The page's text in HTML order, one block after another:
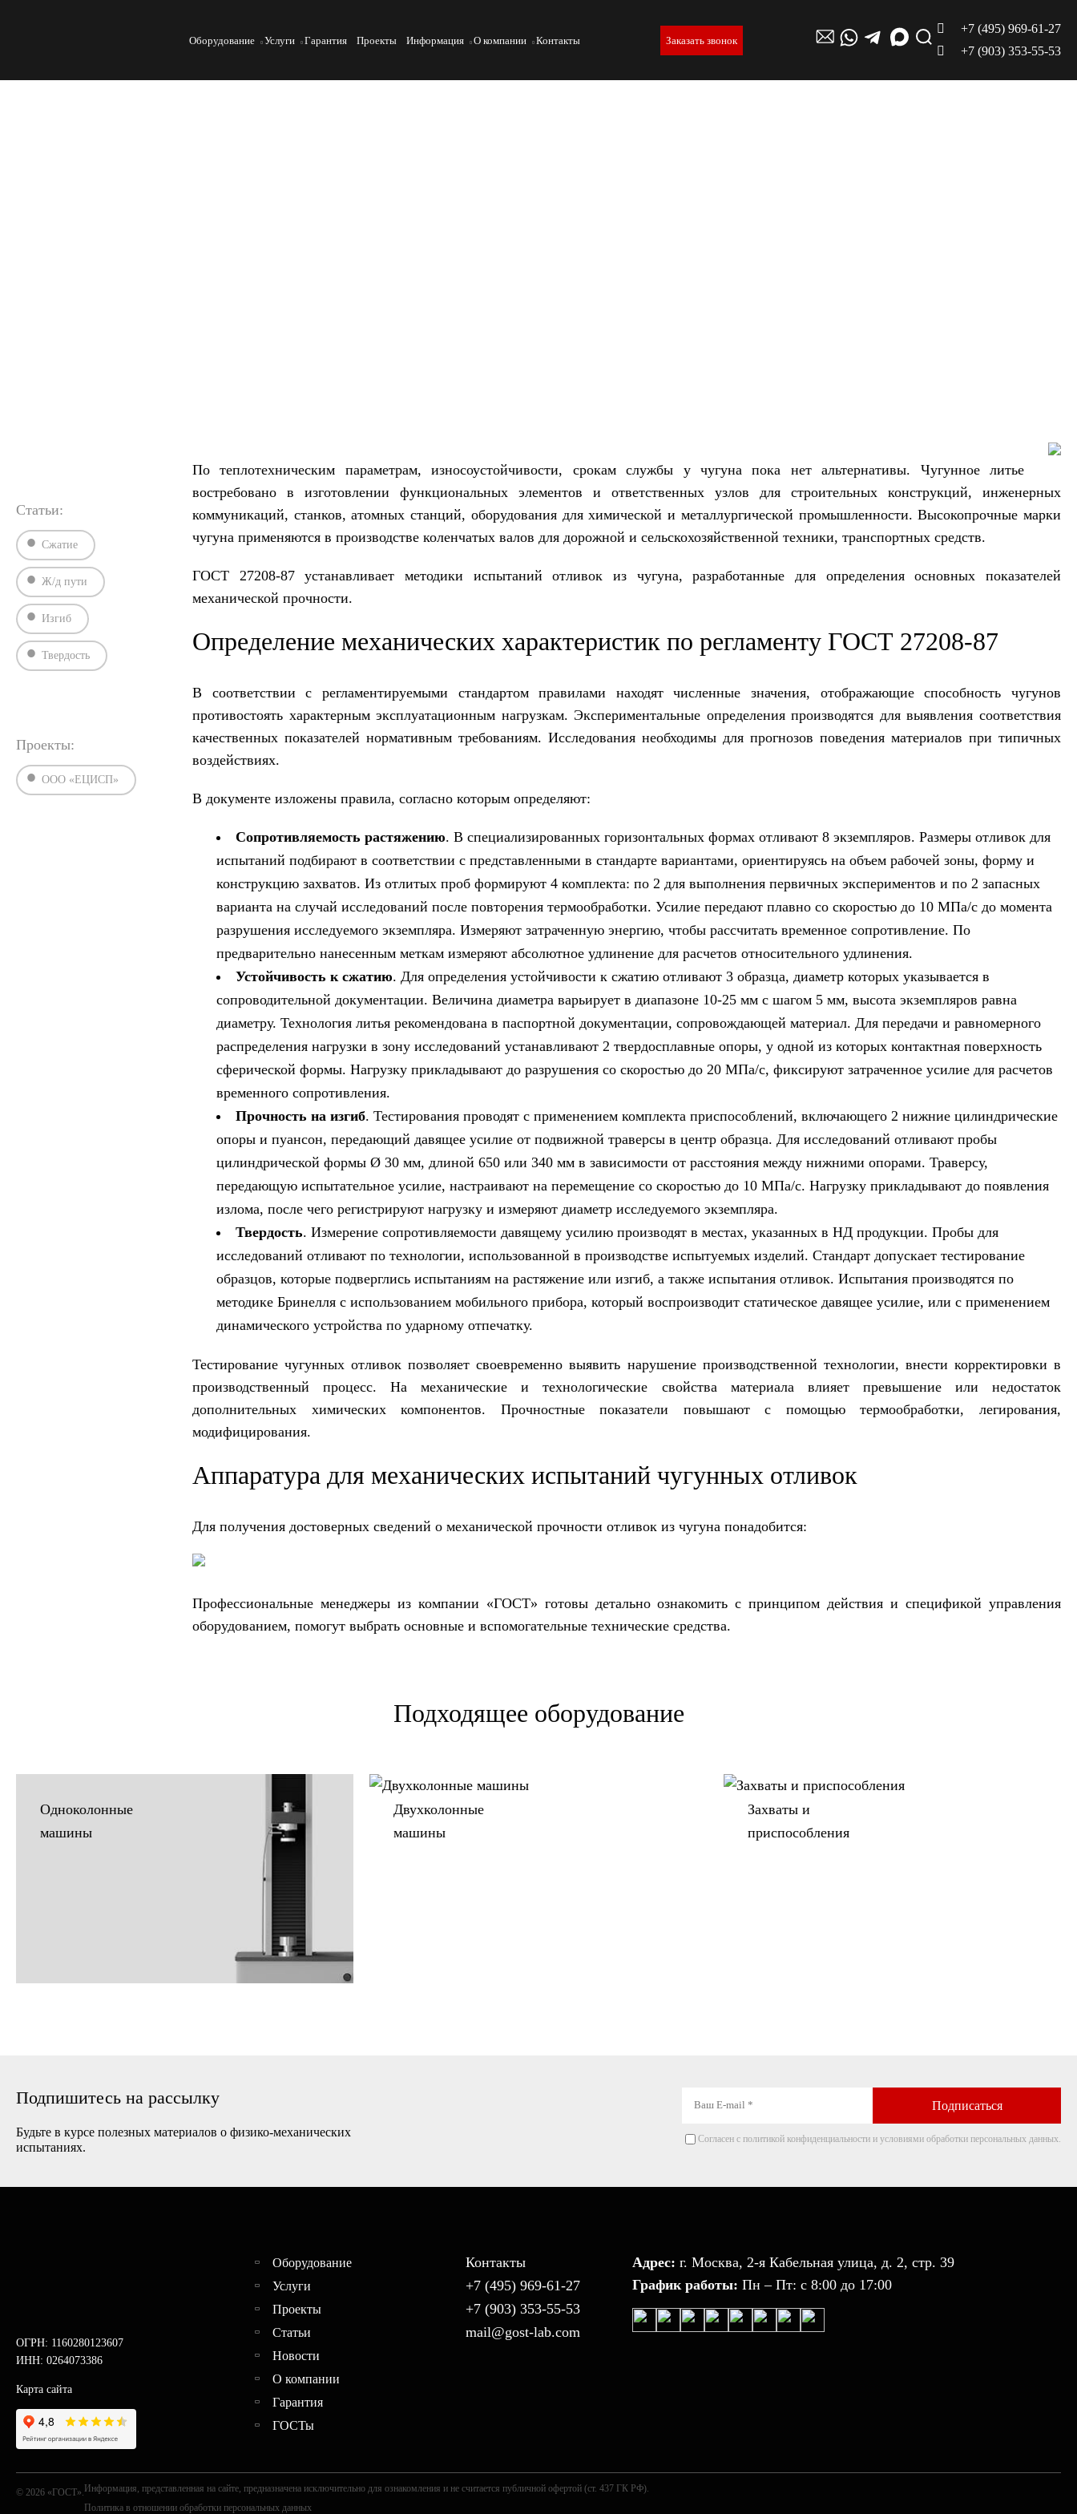
Оборудование Услуги Гарантия Проекты Информация О компании Контакты Заказать звонок
+7 (495) 969-61-27
+7 (903) 353-55-53
Статьи:
Сжатие
Ж/д пути
Изгиб
Твердость
Проекты:
ООО «ЕЦИСП»
По теплотехническим параметрам, износоустойчивости, срокам службы у чугуна пока нет альтернативы. Чугунное литье
востребовано в изготовлении функциональных элементов и ответственных узлов для строительных конструкций, инженерных
коммуникаций, станков, атомных станций, оборудования для химической и металлургической промышленности. Высокопрочные марки
чугуна применяются в производстве коленчатых валов для дорожной и сельскохозяйственной техники, транспортных средств.
ГОСТ 27208-87 устанавливает методики испытаний отливок из чугуна, разработанные для определения основных показателей
механической прочности.
Определение механических характеристик по регламенту ГОСТ 27208-87
В соответствии с регламентируемыми стандартом правилами находят численные значения, отображающие способность чугунов
противостоять характерным эксплуатационным нагрузкам. Экспериментальные определения производятся для выявления соответствия
качественных показателей нормативным требованиям. Исследования необходимы для прогнозов поведения материалов при типичных
воздействиях.
В документе изложены правила, согласно которым определяют:
Сопротивляемость растяжению. В специализированных горизонтальных формах отливают 8 экземпляров. Размеры отливок для
испытаний подбирают в соответствии с представленными в стандарте вариантами, ориентируясь на объем рабочей зоны, форму и
конструкцию захватов. Из отлитых проб формируют 4 комплекта: по 2 для выполнения первичных экспериментов и по 2 запасных
варианта на случай исследований после повторения термообработки. Усилие передают плавно со скоростью до 10 МПа/с до момента
разрушения исследуемого экземпляра. Измеряют затраченную энергию, чтобы рассчитать временное сопротивление. По
предварительно нанесенным меткам измеряют абсолютное удлинение для расчетов относительного удлинения.
Устойчивость к сжатию. Для определения устойчивости к сжатию отливают 3 образца, диаметр которых указывается в
сопроводительной документации. Величина диаметра варьирует в диапазоне 10-25 мм с шагом 5 мм, высота экземпляров равна
диаметру. Технология литья рекомендована в паспортной документации, сопровождающей материал. Для передачи и равномерного
распределения нагрузки в зону исследований устанавливают 2 твердосплавные опоры, у одной из которых контактная поверхность
сферической формы. Нагрузку прикладывают до разрушения со скоростью до 20 МПа/с, фиксируют затраченное усилие для расчетов
временного сопротивления.
Прочность на изгиб. Тестирования проводят с применением комплекта приспособлений, включающего 2 нижние цилиндрические
опоры и пуансон, передающий давящее усилие от подвижной траверсы в центр образца. Для исследований отливают пробы
цилиндрической формы Ø 30 мм, длиной 650 или 340 мм в зависимости от расстояния между нижними опорами. Траверсу,
передающую испытательное усилие, настраивают на перемещение со скоростью до 10 МПа/с. Нагрузку прикладывают до появления
излома, после чего регистрируют нагрузку и измеряют диаметр исследуемого экземпляра.
Твердость. Измерение сопротивляемости давящему усилию производят в местах, указанных в НД продукции. Пробы для
исследований отливают по технологии, использованной в производстве испытуемых изделий. Стандарт допускает тестирование
образцов, которые подверглись испытаниям на растяжение или изгиб, а также испытания отливок. Испытания производятся по
методике Бринелля с использованием мобильного прибора, который воспроизводит статическое давящее усилие, или с применением
динамического устройства по ударному отпечатку.
Тестирование чугунных отливок позволяет своевременно выявить нарушение производственной технологии, внести корректировки в
производственный процесс. На механические и технологические свойства материала влияет превышение или недостаток
дополнительных химических компонентов. Прочностные показатели повышают с помощью термообработки, легирования,
модифицирования.
Аппаратура для механических испытаний чугунных отливок
Для получения достоверных сведений о механической прочности отливок из чугуна понадобится:
Профессиональные менеджеры из компании «ГОСТ» готовы детально ознакомить с принципом действия и спецификой управления
оборудованием, помогут выбрать основные и вспомогательные технические средства.
Подходящее оборудование
Одноколонные
машины
Двухколонные
машины
Захваты и
приспособления
Подпишитесь на рассылку
Будьте в курсе полезных материалов о физико-механических
испытаниях.
Согласен с политикой конфиденциальности и условиями обработки персональных данных.
ОГРН: 1160280123607
ИНН: 0264073386
Карта сайта
Оборудование
Услуги
Проекты
Статьи
Новости
О компании
Гарантия
ГОСТы
Контакты
+7 (495) 969-61-27
+7 (903) 353-55-53
mail@gost-lab.com
Адрес: г. Москва, 2-я Кабельная улица, д. 2, стр. 39
График работы: Пн – Пт: с 8:00 до 17:00
© 2026 «ГОСТ».Информация, представленная на сайте, предназначена исключительно для ознакомления и не считается публичной офертой (ст. 437 ГК РФ).
Политика в отношении обработки персональных данных